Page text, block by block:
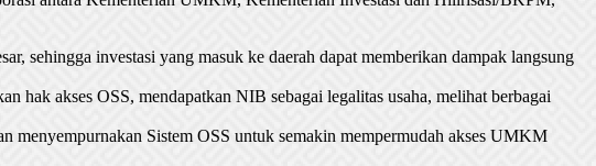
sehingga investasi yang masuk ke daerah dapat memberikan dampak langsung
hak akses OSS, mendapatkan NIB sebagai legalitas usaha, melihat berbagai
menyempurnakan Sistem OSS untuk semakin mempermudah akses UMKM